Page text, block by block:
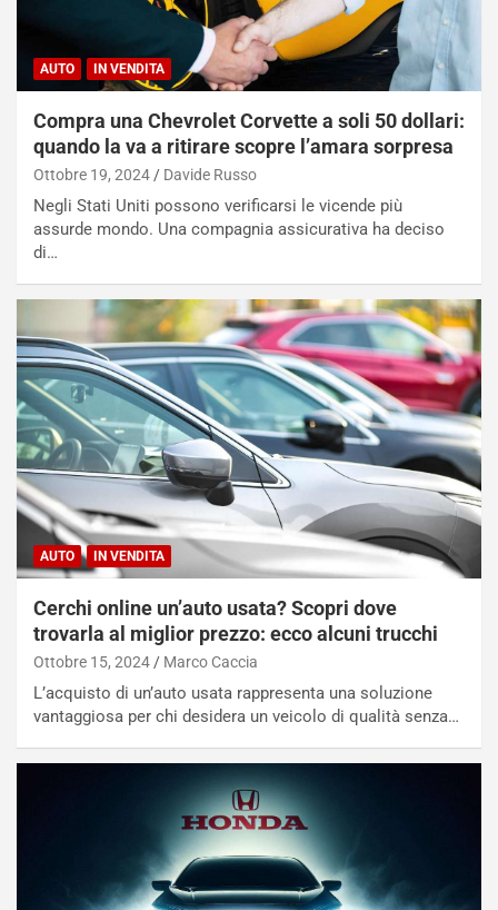
AUTO IN VENDITA
Compra una Chevrolet Corvette a soli 50 dollari:
quando la va a ritirare scopre l’amara sorpresa
Ottobre 19, 2024 Davide Russo
Negli Stati Uniti possono verificarsi le vicende più
assurde mondo. Una compagnia assicurativa ha deciso
di…
AUTO IN VENDITA
Cerchi online un’auto usata? Scopri dove
trovarla al miglior prezzo: ecco alcuni trucchi
Ottobre 15, 2024 Marco Caccia
L’acquisto di un’auto usata rappresenta una soluzione
vantaggiosa per chi desidera un veicolo di qualità senza…